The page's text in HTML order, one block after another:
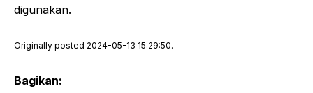
digunakan.
Originally posted 2024-05-13 15:29:50.
Bagikan: